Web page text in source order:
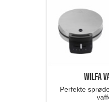
Wilfa
Perfekte